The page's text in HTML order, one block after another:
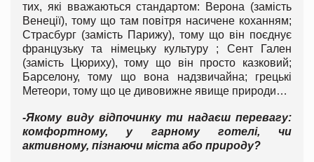
тих, які вважаються стандартом: Верона (замість
Венеції), тому що там повітря насичене коханням;
Страсбург (замість Парижу), тому що він поєднує
французьку та німецьку культуру ; Сент Гален
(замість Цюриху), тому що він просто казковий;
Барселону, тому що вона надзвичайна; грецькі
Метеори, тому що це дивовижне явище природи…
-Якому виду відпочинку ти надаєш перевагу:
комфортному, у гарному готелі, чи
активному, пізнаючи міста або природу?